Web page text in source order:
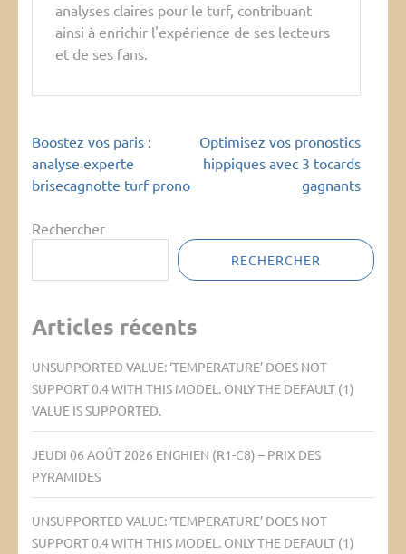
analyses claires pour le turf, contribuant
ainsi à enrichir l'expérience de ses lecteurs
et de ses fans.
Navigation
de
l’article
Boostez vos paris :
analyse experte
brisecagnotte turf prono
Optimisez vos pronostics
hippiques avec 3 tocards
gagnants
Rechercher
RECHERCHER
Articles récents
UNSUPPORTED VALUE: ‘TEMPERATURE’ DOES NOT
SUPPORT 0.4 WITH THIS MODEL. ONLY THE DEFAULT (1)
VALUE IS SUPPORTED.
JEUDI 06 AOÛT 2026 ENGHIEN (R1-C8) – PRIX DES
PYRAMIDES
UNSUPPORTED VALUE: ‘TEMPERATURE’ DOES NOT
SUPPORT 0.4 WITH THIS MODEL. ONLY THE DEFAULT (1)